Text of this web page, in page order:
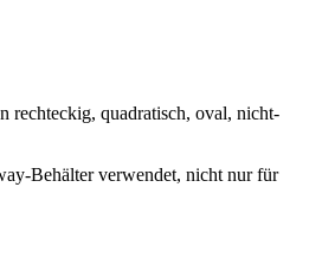
rechteckig, quadratisch, oval, nicht-
Behälter verwendet, nicht nur für